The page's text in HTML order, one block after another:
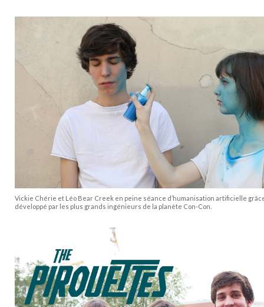
Vickie Chérie et Léo Bear Creek en peine séance d’humanisation artificielle
développé par les plus grands ingénieurs de la planète Con-Con.